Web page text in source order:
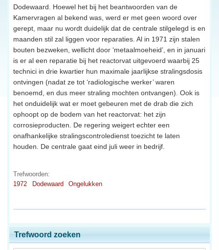
Dodewaard. Hoewel het bij het beantwoorden van de
Kamervragen al bekend was, werd er met geen woord over
gerept, maar nu wordt duidelijk dat de centrale stilgelegd is en
maanden stil zal liggen voor reparaties. Al in 1971 zijn stalen
bouten bezweken, wellicht door ‘metaalmoeheid’, en in januari
is er al een reparatie bij het reactorvat uitgevoerd waarbij 25
technici in drie kwartier hun maximale jaarlijkse stralingsdosis
ontvingen (nadat ze tot ‘radiologische werker’ waren
benoemd, en dus meer straling mochten ontvangen). Ook is
het onduidelijk wat er moet gebeuren met de drab die zich
ophoopt op de bodem van het reactorvat: het zijn
corrosieproducten. De regering weigert echter een
onafhankelijke stralingscontroledienst toezicht te laten
houden. De centrale gaat eind juli weer in bedrijf.
Trefwoorden:
1972
Dodewaard Ongelukken
Trefwoord zoeken